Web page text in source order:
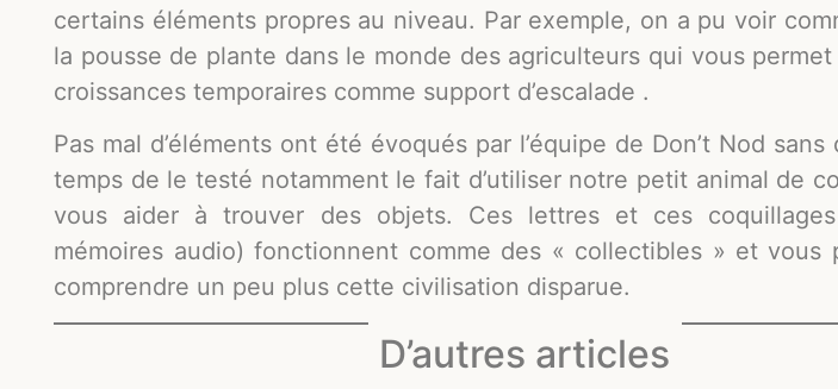
certains éléments propres au niveau. Par exemple, on a pu voir
la pousse de plante dans le monde des agriculteurs qui vous permet
croissances temporaires comme support d’escalade .
Pas mal d’éléments ont été évoqués par l’équipe de Don’t Nod sans
temps de le testé notamment le fait d’utiliser notre petit animal de
vous aider à trouver des objets. Ces lettres et ces
mémoires audio) fonctionnent comme des « collectibles » et vous
comprendre un peu plus cette civilisation disparue.
D’autres articles